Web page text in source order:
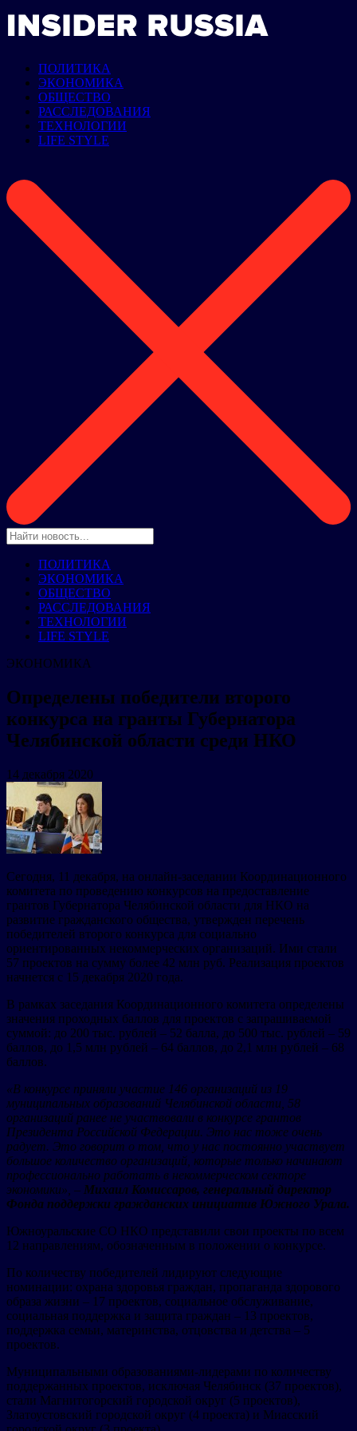
ПОЛИТИКА
ЭКОНОМИКА
ОБЩЕСТВО
РАССЛЕДОВАНИЯ
ТЕХНОЛОГИИ
LIFE STYLE
ПОЛИТИКА
ЭКОНОМИКА
ОБЩЕСТВО
РАССЛЕДОВАНИЯ
ТЕХНОЛОГИИ
LIFE STYLE
ЭКОНОМИКА
Определены победители второго
конкурса на гранты Губернатора
Челябинской области среди НКО
14 декабря 2020
Сегодня, 11 декабря, на онлайн-заседании Координационного
комитета по проведению конкурсов на предоставление
грантов Губернатора Челябинской области для НКО на
развитие гражданского общества, утвержден перечень
победителей второго конкурса для социально
ориентированных некоммерческих организаций. Ими стали
57 проектов на сумму более 42 млн руб. Реализация проектов
начнется с 15 декабря 2020 года.
В рамках заседания Координационного комитета определены
значения проходных баллов для проектов с запрашиваемой
суммой: до 200 тыс. рублей – 52 балла, до 500 тыс. рублей – 59
баллов, до 1,5 млн рублей – 64 баллов, до 2,1 млн рублей – 68
баллов.
«В конкурсе приняли участие 146 организаций из 19
муниципальных образований Челябинской области, 58
организаций ранее не участвовали в конкурсе грантов
Президента Российской Федерации. Это нас тоже очень
радует. Это говорит о том, что у нас постоянно участвует
большое количество организаций, которые только начинают
профессионально работать в некоммерческом секторе
экономики», – Михаил Комиссаров, генеральный директор
Фонда поддержки гражданских инициатив Южного Урала.
Южноуральские СО НКО представили свои проекты по всем
12 направлениям, обозначенным в положении о конкурсе.
По количеству победителей лидируют следующие
номинации: охрана здоровья граждан, пропаганда здорового
образа жизни – 17 проектов, социальное обслуживание,
социальная поддержка и защита граждан – 13 проектов,
поддержка семьи, материнства, отцовства и детства – 5
проектов.
Муниципальными образованиями-лидерами по количеству
поддержанных проектов, исключая Челябинск (37 проектов),
стали Магнитогорский городской округ (5 проектов),
Златоустовский городской округ (4 проекта) и Миасский